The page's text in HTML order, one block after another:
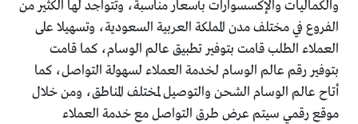
والكماليات والإكسسوارات بأسعار مناسبة، وتتواجد لها الكثير من
الفروع في مختلف مدن المملكة العربية السعودية، وتسهيلا على
العملاء الطلب قامت بتوفير تطبيق عالم الوسام، كما قامت
بتوفير رقم عالم الوسام لخدمة العملاء لسهولة التواصل، كما
أتاح عالم الوسام الشحن والتوصيل لمختلف المناطق، ومن خلال
موقع رقمي سيتم عرض طرق التواصل مع خدمة العملاء